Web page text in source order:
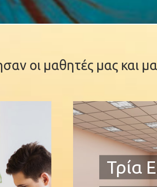
οι μαθητές μας και
Τρία